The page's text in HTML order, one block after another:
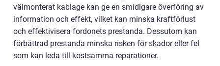
välmonterat kablage kan ge en smidigare överföring av
information och effekt, vilket kan minska kraftförlust
och effektivisera fordonets prestanda. Dessutom kan
förbättrad prestanda minska risken för skador eller fel
som kan leda till kostsamma reparationer.